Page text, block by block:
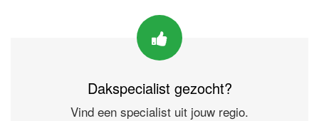
Dakspecialist gezocht?
Vind een specialist uit jouw regio.